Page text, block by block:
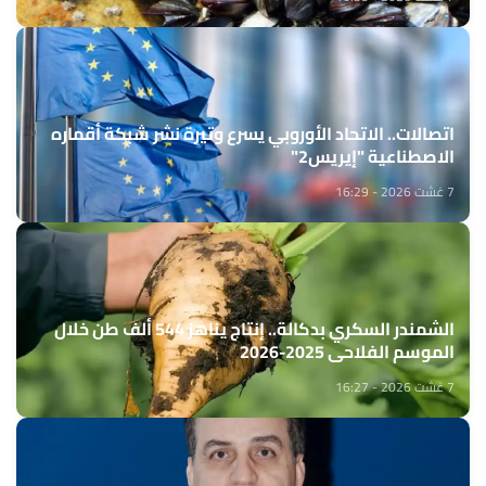
اتصالات.. الاتحاد الأوروبي يسرع وتيرة نشر شبكة أقماره
الاصطناعية "إيريس2"
7 غشت 2026 - 16:29
الشمندر السكري بدكالة.. إنتاج يناهز 544 ألف طن خلال
الموسم الفلاحي 2025-2026
7 غشت 2026 - 16:27